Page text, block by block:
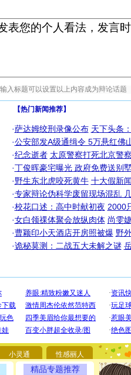
【热门新闻推荐】
·萨达姆绞刑录像公布 天下头条
·公安部发A级通缉令 5万悬红佛
·纪念逝者 太原警察打死北京警
·丁俊晖豪宅曝光 政府免费送别
·野生东北虎咬死黄牛 十大假新
·专家辩论伪科学废留现场混乱
·校花口述：高中时献初夜 2000
·女白领祼体聚会放纵肉体 尚雯
·曹颖印小天酒店开房照被爆 野
·诡秘莫测：二战五大未解之谜
小灵通 性感丽人
精品专题推荐
[圣诞节]
要平安！
[圣诞节]
能正大光